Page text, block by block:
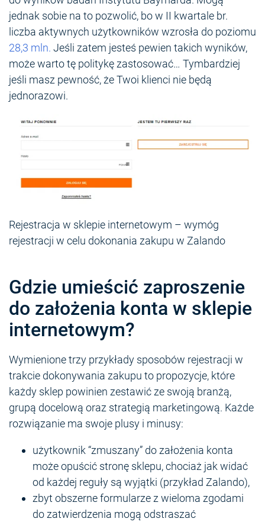
jednak sobie na to pozwolić, bo w II kwartale br.
liczba aktywnych użytkowników wzrosła do poziomu
28,3 mln. Jeśli zatem jesteś pewien takich wyników,
może warto tę politykę zastosować… Tymbardziej
jeśli masz pewność, że Twoi klienci nie będą
jednorazowi.
Rejestracja w sklepie internetowym – wymóg
rejestracji w celu dokonania zakupu w Zalando
Gdzie umieścić zaproszenie
do założenia konta w sklepie
internetowym?
Wymienione trzy przykłady sposobów rejestracji w
trakcie dokonywania zakupu to propozycje, które
każdy sklep powinien zestawić ze swoją branżą,
grupą docelową oraz strategią marketingową. Każde
rozwiązanie ma swoje plusy i minusy:
użytkownik “zmuszany” do założenia konta
może opuścić stronę sklepu, chociaż jak widać
od każdej reguły są wyjątki (przykład Zalando),
zbyt obszerne formularze z wieloma zgodami
do zatwierdzenia mogą odstraszać